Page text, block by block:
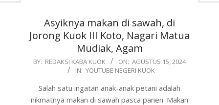
Asyiknya makan di sawah, di
Jorong Kuok III Koto, Nagari Matua
Mudiak, Agam
2024-
BY: REDAKSI KABA KUOK ON: AGUSTUS 15, 2024
IN: YOUTUBE NEGERI KUOK
Salah satu ingatan anak-anak petani adalah
nikmatnya makan di sawah pasca panen. Makan